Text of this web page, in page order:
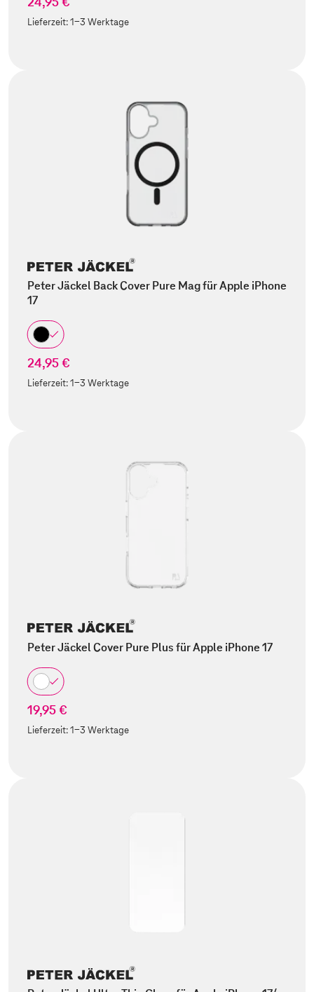
Lieferzeit:1-3 Werktage
Peter Jäckel Back Cover Pure Mag für Apple iPhone
17
24,95 €
Lieferzeit:1-3 Werktage
Peter Jäckel Cover Pure Plus für Apple iPhone 17
19,95 €
Lieferzeit:1-3 Werktage